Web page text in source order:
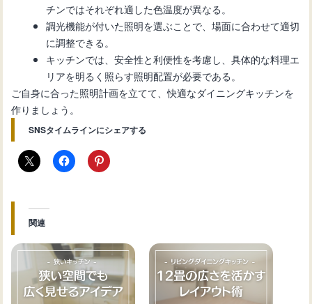
チンではそれぞれ適した色温度が異なる。
調光機能が付いた照明を選ぶことで、場面に合わせて適切
に調整できる。
キッチンでは、安全性と利便性を考慮し、具体的な料理エ
リアを明るく照らす照明配置が必要である。
ご自身に合った照明計画を立てて、快適なダイニングキッチンを
作りましょう。
SNSタイムラインにシェアする
関連